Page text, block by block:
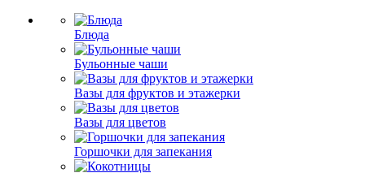
Блюда
Бульонные чаши
Вазы для фруктов и этажерки
Вазы для цветов
Горшочки для запекания